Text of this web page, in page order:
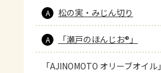
A 松の実・みじん切り
A 「瀬戸のほんじお®」
「AJINOMOTO オリーブオイル」